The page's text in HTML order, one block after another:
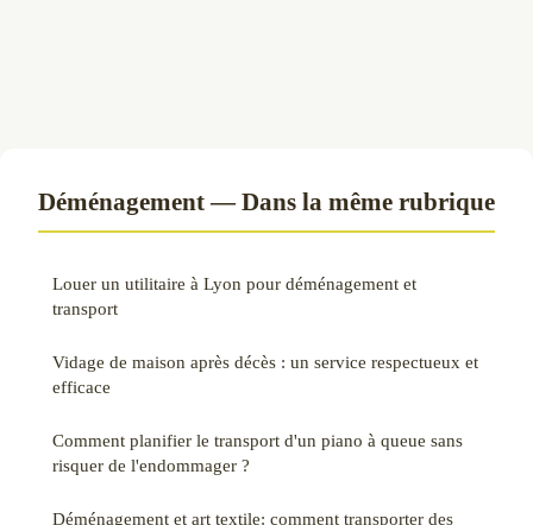
Déménagement — Dans la même rubrique
Louer un utilitaire à Lyon pour déménagement et
transport
Vidage de maison après décès : un service respectueux et
efficace
Comment planifier le transport d'un piano à queue sans
risquer de l'endommager ?
Déménagement et art textile: comment transporter des